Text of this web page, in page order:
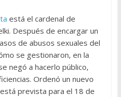
está el cardenal de
Después de encargar un
de abusos sexuales del
se gestionaron, en la
negó a hacerlo público,
Ordenó un nuevo
prevista para el 18 de